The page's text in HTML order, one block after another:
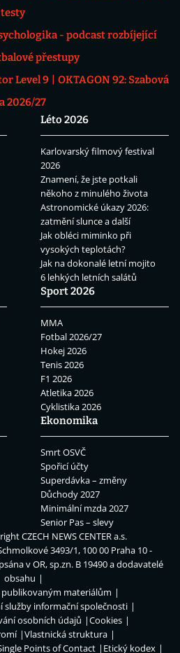
- podcast rozbíjející
přestupy
Level 9
OKTAGON 92: Szabová
2026/27
Léto 2026
Karlovarský filmový festival
2026
Znamení, že jste potkali
někoho z minulého života
Astronomické úkazy 2026:
zatmění slunce a další
Jak obléci miminko při
vysokých teplotách?
Jak na dokonalé letní mojito
6 lehkých letních salátů
Sport 2026
MMA
Fotbal 2026/27
Hokej 2026
Tenis 2026
F1 2026
Atletika 2026
Cyklistika 2026
Ekonomika
Smrt OSVČ
Spořicí účty
Superdávka – změny
Důchody 2027
Minimální mzda 2027
Senior Pas – slevy
CZECH NEWS CENTER a.s.
3493/1, 100 00 Praha 10 -
v OR, sp.zn. B 19490 a dodavatelé
obsahu
materiálům
služby informační společnosti
osobních údajů
Cookies
Vlastnická struktura
Points of Contact
Etický kodex